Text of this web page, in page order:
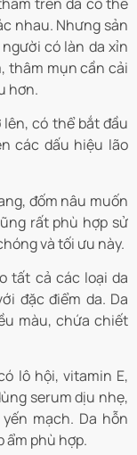
nhau. Nhưng sản
có làn da xỉn
thâm mụn cần cải
hơn.
có thể bắt đầu
các dấu hiệu lão
đốm nâu muốn
rất phù hợp sử
và tối ưu này.
tất cả các loại da
đặc điểm da. Da
màu, chứa chiết
lô hội, vitamin E,
serum dịu nhẹ,
mạch. Da hỗn
ẩm phù hợp.